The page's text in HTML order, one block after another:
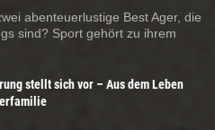
abenteuerlustige Best Ager, die
sind? Sport gehört zu ihrem
stellt sich vor – Aus dem Leben